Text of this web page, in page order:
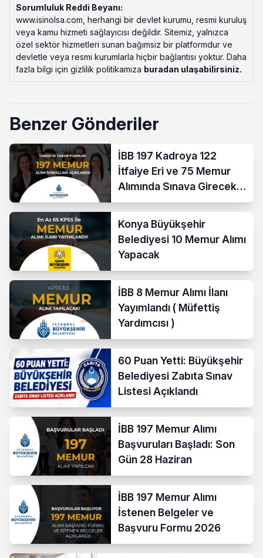
Sorumluluk Reddi Beyanı:
www.isinolsa.com, herhangi bir devlet kurumu, resmi kuruluş
veya kamu hizmeti sağlayıcısı değildir. Sitemiz, yalnızca
özel sektör hizmetleri sunan bağımsız bir platformdur ve
devletle veya resmi kurumlarla hiçbir bağlantısı yoktur. Daha
fazla bilgi için gizlilik politikamıza buradan ulaşabilirsiniz.
Benzer Gönderiler
İBB 197 Kadroya 122
İtfaiye Eri ve 75 Memur
Alımında Sınava Girecek
712 Aday Belli Oldu
Konya Büyükşehir
Belediyesi 10 Memur Alımı
Yapacak
İBB 8 Memur Alımı İlanı
Yayımlandı ( Müfettiş
Yardımcısı )
60 Puan Yetti: Büyükşehir
Belediyesi Zabıta Sınav
Listesi Açıklandı
İBB 197 Memur Alımı
Başvuruları Başladı: Son
Gün 28 Haziran
İBB 197 Memur Alımı
İstenen Belgeler ve
Başvuru Formu 2026